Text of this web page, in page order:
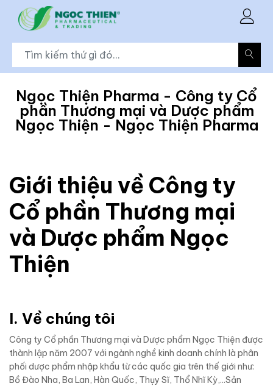
Ngọc Thiện Pharma - Công ty Cổ
phần Thương mại và Dược phẩm
Ngọc Thiện - Ngọc Thiện Pharma
Giới thiệu về Công ty
Cổ phần Thương mại
và Dược phẩm Ngọc
Thiện
I. Về chúng tôi
Công ty Cổ phần Thương mại và Dược phẩm Ngọc Thiện được
thành lập năm 2007 với ngành nghề kinh doanh chính là phân
phối dược phẩm nhập khẩu từ các quốc gia trên thế giới như:
Bồ Đào Nha, Ba Lan, Hàn Quốc, Thụy Sĩ, Thổ Nhĩ Kỳ,...Sản